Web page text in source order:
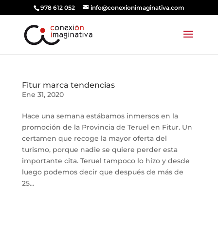
978 612 052 info@conexionimaginativa.com
Fitur marca tendencias
Ene 31, 2020
Hace una semana estábamos inmersos en la
promoción de la Provincia de Teruel en Fitur. Un
certamen que recoge la mayor oferta del
turismo, porque nadie se quiere perder esta
importante cita. Teruel tampoco lo hizo y desde
luego podemos decir que después de más de
25...